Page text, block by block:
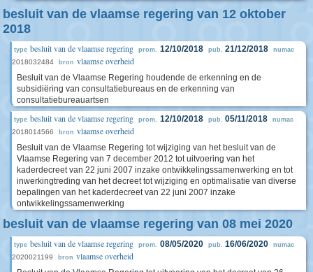
besluit van de vlaamse regering van 12 oktober
2018
type besluit van de vlaamse regering prom. 12/10/2018 pub. 21/12/2018 numac
2018032484 bron vlaamse overheid
Besluit van de Vlaamse Regering houdende de erkenning en de
subsidiëring van consultatiebureaus en de erkenning van
consultatiebureauartsen
type besluit van de vlaamse regering prom. 12/10/2018 pub. 05/11/2018 numac
2018014566 bron vlaamse overheid
Besluit van de Vlaamse Regering tot wijziging van het besluit van de
Vlaamse Regering van 7 december 2012 tot uitvoering van het
kaderdecreet van 22 juni 2007 inzake ontwikkelingssamenwerking en tot
inwerkingtreding van het decreet tot wijziging en optimalisatie van diverse
bepalingen van het kaderdecreet van 22 juni 2007 inzake
ontwikkelingssamenwerking
besluit van de vlaamse regering van 08 mei 2020
type besluit van de vlaamse regering prom. 08/05/2020 pub. 16/06/2020 numac
2020021199 bron vlaamse overheid